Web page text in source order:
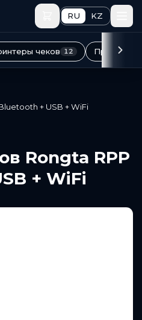
RU KZ
чеков 12 Принтеры
+ USB + WiFi
Rongta RPP
+ WiFi